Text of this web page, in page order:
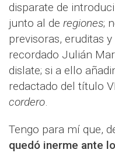
disparate de
junto al de regiones;
previsoras, eruditas
recordado Julián
dislate; si a ello
redactado del título
cordero.
Tengo para mí que,
quedó inerme ante